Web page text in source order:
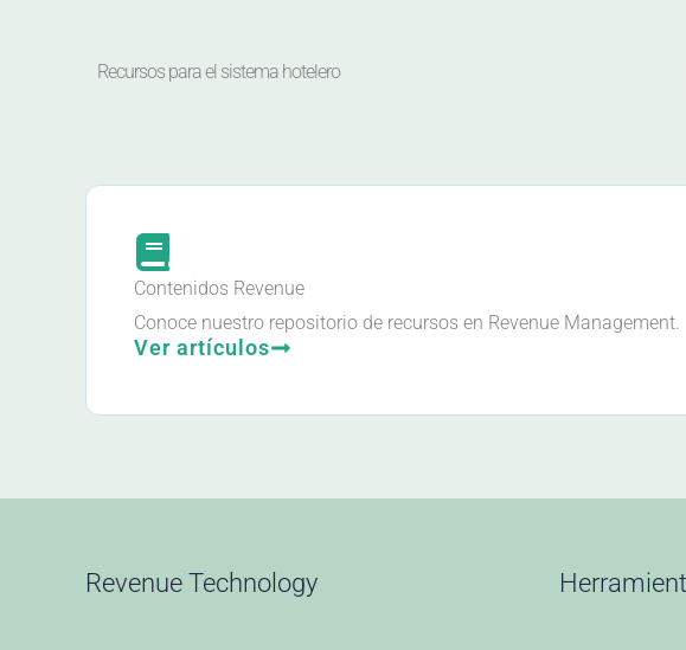
Recursos para el sistema hotelero
Contenidos Revenue
Conoce nuestro repositorio de recursos en Revenue Management.
Ver artículos
Revenue Technology